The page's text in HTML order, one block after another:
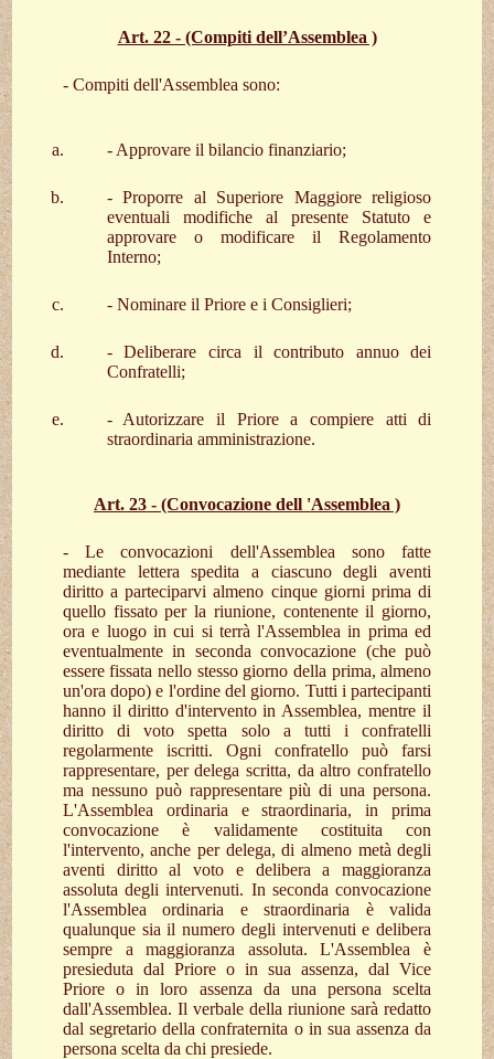
Art. 22 - (Compiti dell’Assemblea )
- Compiti dell'Assemblea sono:
- Approvare il bilancio finanziario;
- Proporre al Superiore Maggiore religioso
eventuali modifiche al presente Statuto e
approvare o modificare il Regolamento
Interno;
- Nominare il Priore e i Consiglieri;
- Deliberare circa il contributo annuo dei
Confratelli;
- Autorizzare il Priore a compiere atti di
straordinaria amministrazione.
Art. 23 - (Convocazione dell 'Assemblea )
- Le convocazioni dell'Assemblea sono fatte
mediante lettera spedita a ciascuno degli aventi
diritto a parteciparvi almeno cinque giorni prima di
quello fissato per la riunione, contenente il giorno,
ora e luogo in cui si terrà l'Assemblea in prima ed
eventualmente in seconda convocazione (che può
essere fissata nello stesso giorno della prima, almeno
un'ora dopo) e l'ordine del giorno. Tutti i partecipanti
hanno il diritto d'intervento in Assemblea, mentre il
diritto di voto spetta solo a tutti i confratelli
regolarmente iscritti. Ogni confratello può farsi
rappresentare, per delega scritta, da altro confratello
ma nessuno può rappresentare più di una persona.
L'Assemblea ordinaria e straordinaria, in prima
convocazione è validamente costituita con
l'intervento, anche per delega, di almeno metà degli
aventi diritto al voto e delibera a maggioranza
assoluta degli intervenuti. In seconda convocazione
l'Assemblea ordinaria e straordinaria è valida
qualunque sia il numero degli intervenuti e delibera
sempre a maggioranza assoluta. L'Assemblea è
presieduta dal Priore o in sua assenza, dal Vice
Priore o in loro assenza da una persona scelta
dall'Assemblea. Il verbale della riunione sarà redatto
dal segretario della confraternita o in sua assenza da
persona scelta da chi presiede.